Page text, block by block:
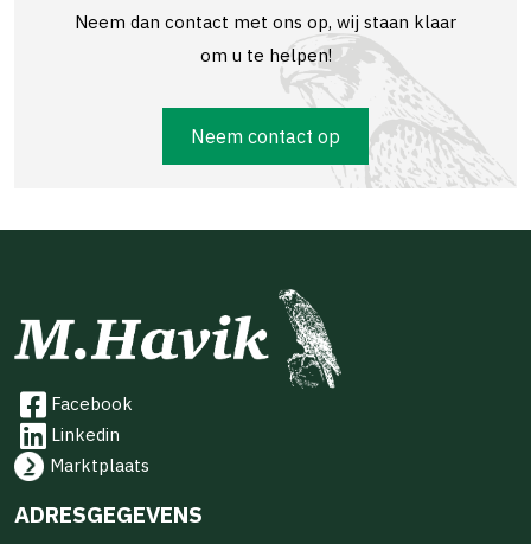
Neem dan contact met ons op, wij staan klaar
om u te helpen!
Neem contact op
Facebook
Linkedin
Marktplaats
ADRESGEGEVENS